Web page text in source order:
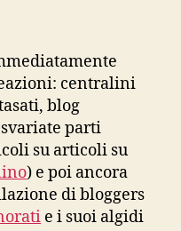
centralini
blog
parti
su articoli su
) e poi ancora
di bloggers
e i suoi algidi